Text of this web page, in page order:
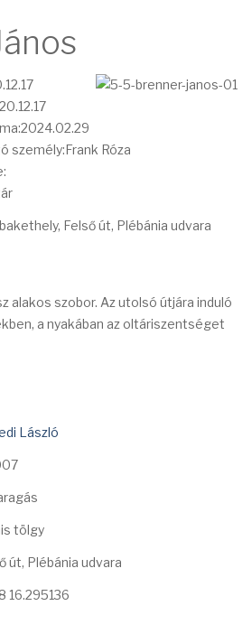
2024.02.29
személy:Frank Róza
Felső út, Plébánia udvara
alakos szobor. Az utolsó útjára induló
a nyakában az oltáriszentséget
László
tölgy
út, Plébánia udvara
16.295136